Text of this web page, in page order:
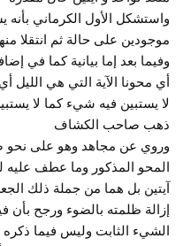
واستشكل الأول الكرماني بأنه
موجودين على حالة ثم انتقلا
وفيما بعد إما بيانية كما في
أي محونا الآية التي هي
لا يستبين فيه شيء كما لا
ذهب صاحب الكشاف
وروي عن مجاهد وهو على نحو
المحو المذكور وما عطف
آيتين بل هما من جملة ذلك
إزالة ظلمته بالضوء ورجح بأن
الشيء الثابت وليس فيما